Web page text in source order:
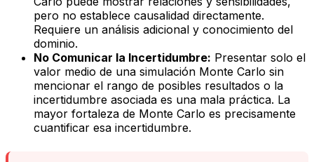
pero no establece causalidad directamente.
Requiere un análisis adicional y conocimiento del
dominio.
No Comunicar la Incertidumbre: Presentar solo el
valor medio de una simulación Monte Carlo sin
mencionar el rango de posibles resultados o la
incertidumbre asociada es una mala práctica. La
mayor fortaleza de Monte Carlo es precisamente
cuantificar esa incertidumbre.